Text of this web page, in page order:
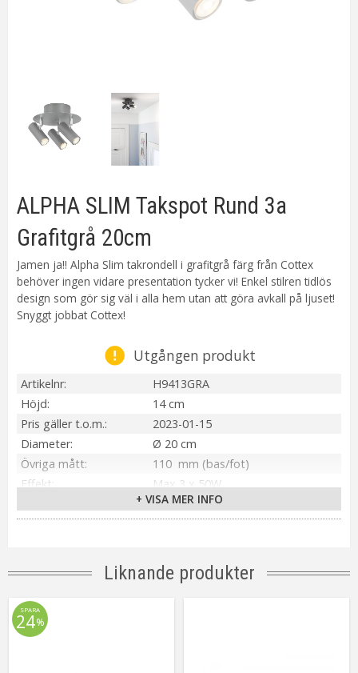
ALPHA SLIM Takspot Rund 3a
Grafitgrå 20cm
Jamen ja!! Alpha Slim takrondell i grafitgrå färg från Cottex
behöver ingen vidare presentation tycker vi! Enkel stilren tidlös
design som gör sig väl i alla hem utan att göra avkall på ljuset!
Snyggt jobbat Cottex!
Utgången produkt
Artikelnr
H9413GRA
Höjd
14 cm
Pris gäller t.o.m.
2023-01-15
Diameter
Ø 20 cm
Övriga mått
110 mm (bas/fot)
Effekt
Max 3 x 50W
Grafitgrå/Krom
Ljuskälla
Mini GU10 (3W LED) INGÅR
Upphäng på Takkrok
Takkontakt
Energiklass
Tillverkare
+ VISA MER INFO
Liknande produkter
SPARA
24%